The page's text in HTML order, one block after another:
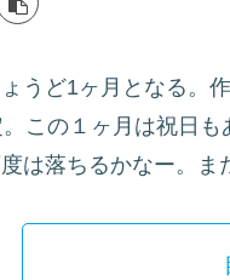
うど1ヶ月となる。
この１ヶ月は祝日
は落ちるかなー。ま